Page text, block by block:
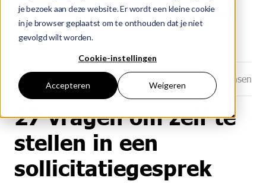
je bezoek aan deze website. Er wordt een kleine cookie
in je browser geplaatst om te onthouden dat je niet
gevolgd wilt worden.
Cookie-instellingen
Accepteren Weigeren
27 Vragen Om Zelf Te Stellen Sollicitatiegesprek
Datum: 23-05-2025 Auteur: Marjolein Jansen
27 vragen om zelf te
stellen in een
sollicitatiegesprek